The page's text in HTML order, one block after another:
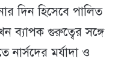
দিন হিসেবে পালিত
ব্যাপক গুরুত্বের সঙ্গে
নার্সদের মর্যাদা ও